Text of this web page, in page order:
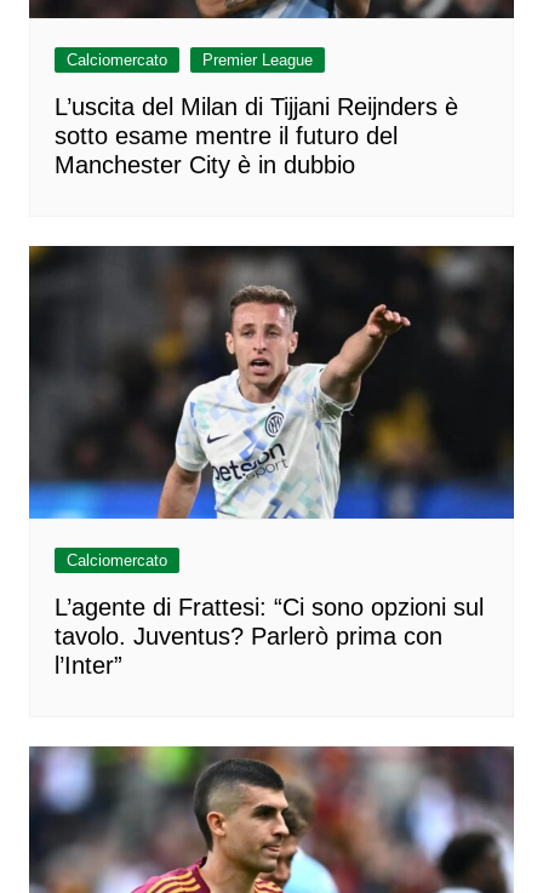
Calciomercato Premier League
L’uscita del Milan di Tijjani Reijnders è
sotto esame mentre il futuro del
Manchester City è in dubbio
Calciomercato
L’agente di Frattesi: “Ci sono opzioni sul
tavolo. Juventus? Parlerò prima con
l’Inter”